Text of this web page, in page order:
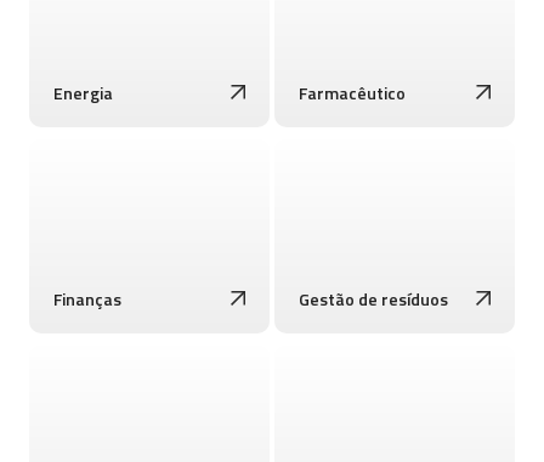
Energia Farmacêutico
Finanças Gestão de resíduos